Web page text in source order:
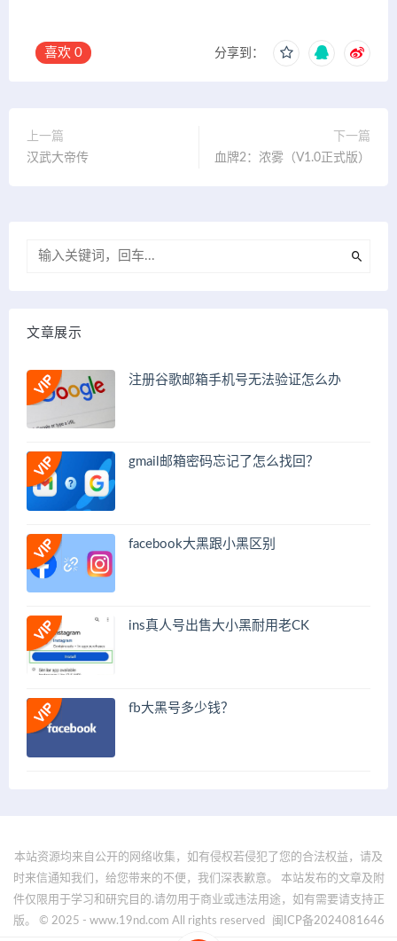
喜欢 0 分享到：
上一篇
汉武大帝传
下一篇
血牌2：浓雾（V1.0正式版）
文章展示
注册谷歌邮箱手机号无法验证怎么办
gmail邮箱密码忘记了怎么找回？
facebook大黑跟小黑区别
ins真人号出售大小黑耐用老CK
fb大黑号多少钱？
本站资源均来自公开的网络收集，如有侵权若侵犯了您的合法权益，请及
时来信通知我们，给您带来的不便，我们深表歉意。 本站发布的文章及附
件仅限用于学习和研究目的.请勿用于商业或违法用途，如有需要请支持正
版。 © 2025 - www.19nd.com All rights reserved
闽ICP备2024081646